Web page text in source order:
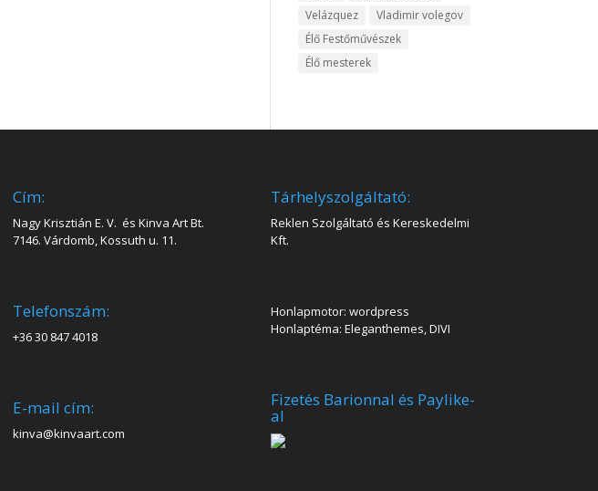
Velázquez
Vladimir volegov
Élő Festőművészek
Élő mesterek
Cím:
Nagy Krisztián E. V. és Kinva Art Bt.
7146. Várdomb, Kossuth u. 11.
Telefonszám:
+36 30 847 4018
E-mail cím:
kinva@kinvaart.com
Tárhelyszolgáltató:
Reklen Szolgáltató és Kereskedelmi
Kft.
Honlapmotor: wordpress
Honlaptéma: Eleganthemes, DIVI
Fizetés Barionnal és Paylike-
al